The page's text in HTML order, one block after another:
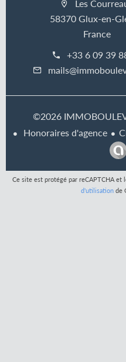
Les
58370 Glux-en-
France
+33 6 09 39
©2026
Honoraires d'agence
Ce site est protégé par reCAPTCHA et
d'utilisationde